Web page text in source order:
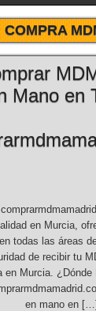
COMPRA
Mano en
en Murcia,
todas las áreas
de recibir tu
en Murcia.
en mano en […]